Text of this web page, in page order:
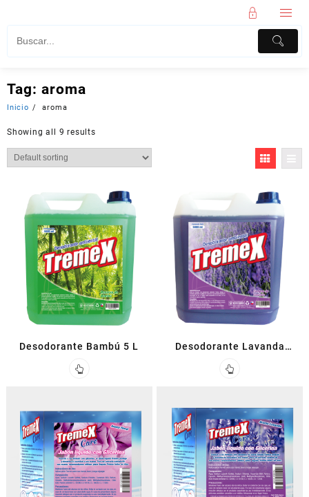
Tag: aroma
Inicio aroma
Showing all 9 results
Desodorante Bambú 5 L
Desodorante Lavanda
Ambiental 5 L